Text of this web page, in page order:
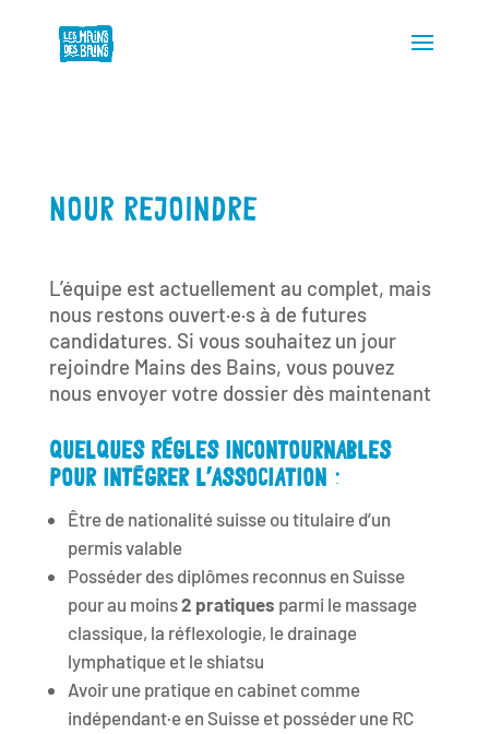
NOUR REJOINDRE
L’équipe est actuellement au complet, mais
nous restons ouvert·e·s à de futures
candidatures. Si vous souhaitez un jour
rejoindre Mains des Bains, vous pouvez
nous envoyer votre dossier dès maintenant
QUELQUES RÈGLES INCONTOURNABLES
POUR INTÉGRER L’ASSOCIATION :
Être de nationalité suisse ou titulaire d’un
permis valable
Posséder des diplômes reconnus en Suisse
pour au moins2 pratiques parmi le massage
classique, la réflexologie, le drainage
lymphatique et le shiatsu
Avoir une pratique en cabinet comme
indépendant·e en Suisse et posséder une RC